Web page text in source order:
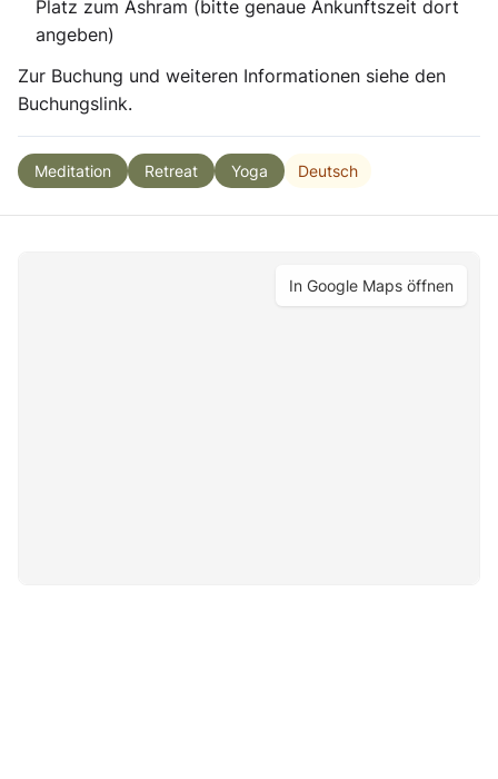
Platz zum Ashram (bitte genaue Ankunftszeit dort
angeben)
Zur Buchung und weiteren Informationen siehe den
Buchungslink.
Meditation Retreat Yoga Deutsch
In Google Maps öffnen